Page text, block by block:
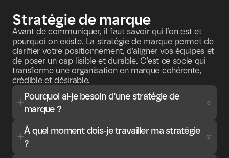
Stratégie de marque
Avant de communiquer, il faut savoir qui l’on est et
pourquoi on existe. La stratégie de marque permet de
clarifier votre positionnement, d’aligner vos équipes et
de poser un cap lisible et durable. C’est ce socle qui
transforme une organisation en marque cohérente,
crédible et désirable.
Pourquoi ai-je besoin d’une stratégie de
marque ?
01
À quel moment dois-je travailler ma stratégie
?
02